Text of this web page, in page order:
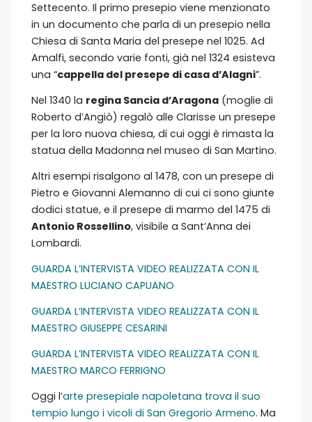
Settecento. Il primo presepio viene menzionato
in un documento che parla di un presepio nella
Chiesa di Santa Maria del presepe nel 1025. Ad
Amalfi, secondo varie fonti, già nel 1324 esisteva
una “cappella del presepe di casa d’Alagni”.
Nel 1340 la regina Sancia d’Aragona (moglie di
Roberto d’Angiò) regalò alle Clarisse un presepe
per la loro nuova chiesa, di cui oggi è rimasta la
statua della Madonna nel museo di San Martino.
Altri esempi risalgono al 1478, con un presepe di
Pietro e Giovanni Alemanno di cui ci sono giunte
dodici statue, e il presepe di marmo del 1475 di
Antonio Rossellino, visibile a Sant’Anna dei
Lombardi.
GUARDA L’INTERVISTA VIDEO REALIZZATA CON IL
MAESTRO LUCIANO CAPUANO
GUARDA L’INTERVISTA VIDEO REALIZZATA CON IL
MAESTRO GIUSEPPE CESARINI
GUARDA L’INTERVISTA VIDEO REALIZZATA CON IL
MAESTRO MARCO FERRIGNO
Oggi l’arte presepiale napoletana trova il suo
tempio lungo i vicoli di San Gregorio Armeno. Ma